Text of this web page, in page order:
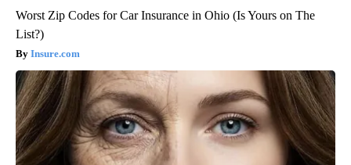
Worst Zip Codes for Car Insurance in Ohio (Is Yours on The
List?)
Insure.com